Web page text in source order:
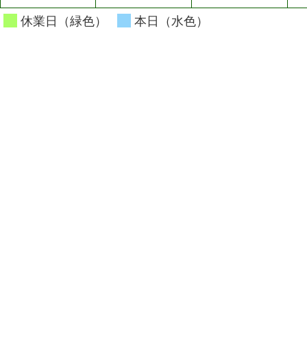
休業日（緑色） 本日（水色）